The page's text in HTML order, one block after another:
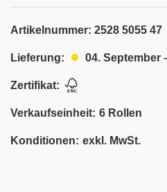
Artikelnummer: 2528 5055 47
Lieferung: 04. September
Zertifikat:
Verkaufseinheit: 6 Rollen
Konditionen: exkl. MwSt.